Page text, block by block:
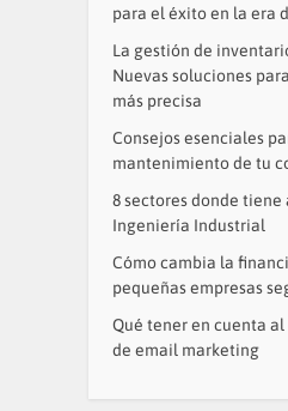
para el éxito en la era
La gestión de
Nuevas soluciones
más precisa
Consejos esenciales
mantenimiento de tu
8 sectores donde
Ingeniería Industrial
Cómo cambia la
pequeñas empresas
Qué tener en cuenta
de email marketing